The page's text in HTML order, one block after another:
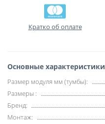
Кратко об оплате
Основные характеристики
Размер модуля мм (тумбы):
Размеры :
Бренд:
Монтаж: